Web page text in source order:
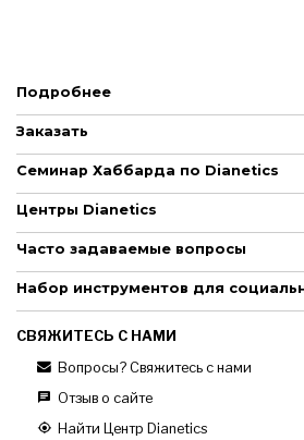
Подробнее
Заказать
Семинар Хаббарда по Dianetics
Центры Dianetics
Часто задаваемые вопросы
Набор инструментов для
СВЯЖИТЕСЬ С НАМИ
Вопросы? Свяжитесь с нами
Отзыв о сайте
Найти Центр Dianetics